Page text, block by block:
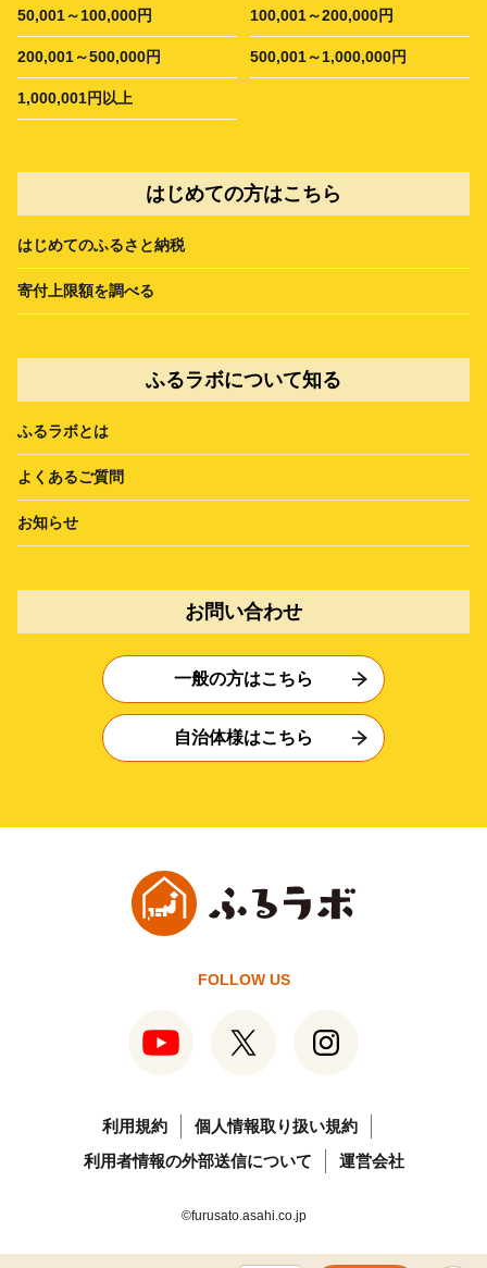
50,001～100,000円 100,001～200,000円
200,001～500,000円 500,001～1,000,000円
1,000,001円以上
はじめての方はこちら
はじめてのふるさと納税
寄付上限額を調べる
ふるラボについて知る
ふるラボとは
よくあるご質問
お知らせ
お問い合わせ
一般の方はこちら
自治体様はこちら
FOLLOW US
利用規約
個人情報取り扱い規約
利用者情報の外部送信について
運営会社
©furusato.asahi.co.jp